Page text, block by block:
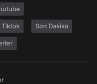
Tiktok Son Dakika